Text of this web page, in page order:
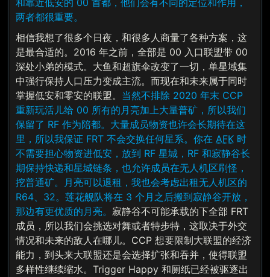
和靠近低安的 00 首都，他们会有不同的定位和作用，
两者都很重要。
相信我想了很多个日夜，和很多人商量了各种方案，这
是最合适的。2016 年之前，全部是 00 入口联盟带 00
深处小弟的模式。大鱼和超旗伞改变了一切，单星域集
中强行保持人口压力变成主流。而现在和未来属于同时
掌握低安和零安的联盟。 当然不排除 2020 年末 CCP
重新玩活儿给 00 所有的月亮加上大量普矿，所以我们
保留了 RF 作为陪都。大量成员物资也许会长期待在这
里，所以我保证 FRT 不会交换任何星系。你在 AFK 时
不需要担心物资进低安，放到 RF 星城，RF 和寂静谷长
期保持快递和星城链条，也允许成员在无人机区刷怪，
挖普通矿。月亮可以退租，我也会考虑出租无人机区的
R64、32。莲花舰队将在 3 个月之后搬到寂静谷开放，
那边有更优质的月亮。 寂静谷不可能承载的下全部 FRT
成员，所以我们会挑选对舞或者特步特，这取决于外交
情况和未来的敌人在哪儿。CCP 想要限制大联盟的经济
能力，到头来大联盟还是会选择扩张和吞并，使得联盟
多样性继续缩水。Trigger Happy 和厕纸已经被驱逐出